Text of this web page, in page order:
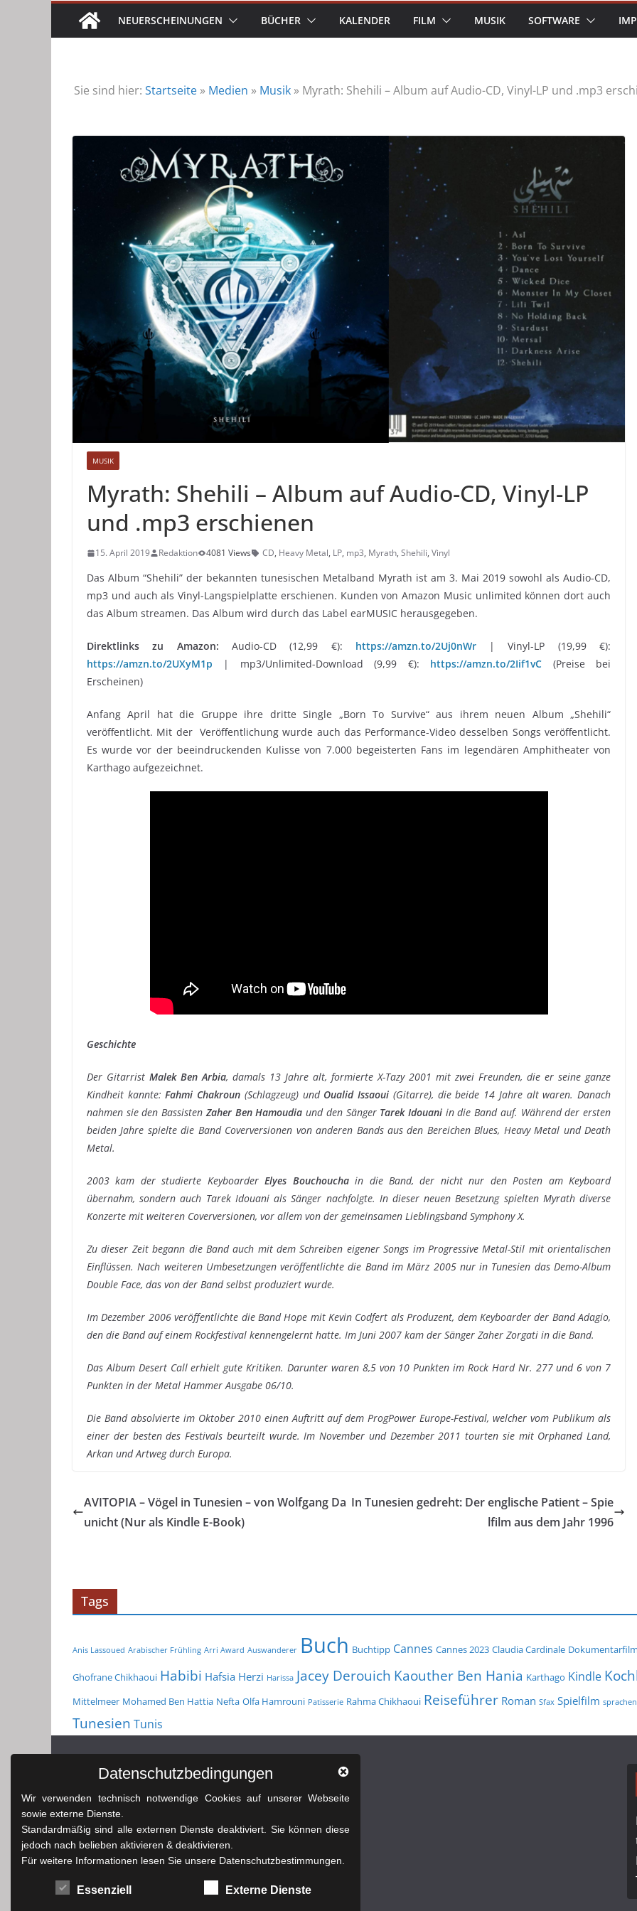
NEUERSCHEINUNGEN BÜCHER KALENDER FILM MUSIK SOFTWARE
Sie sind hier: Startseite » Medien » Musik » Myrath: Shehili – Album auf Audio-CD, Vinyl-LP und .mp3
MUSIK
Myrath: Shehili – Album auf Audio-CD, Vinyl-LP
und .mp3 erschienen
15. April 2019 Redaktion 4081 Views CD, Heavy Metal, LP, mp3, Myrath, Shehili, Vinyl
Das Album “Shehili” der bekannten tunesischen Metalband Myrath ist am 3. Mai 2019 sowohl als Audio-CD,
mp3 und auch als Vinyl-Langspielplatte erschienen. Kunden von Amazon Music unlimited können dort auch
das Album streamen. Das Album wird durch das Label earMUSIC herausgegeben.
Direktlinks zu Amazon: Audio-CD (12,99 €): https://amzn.to/2Uj0nWr| Vinyl-LP (19,99 €):
https://amzn.to/2UXyM1p | mp3/Unlimited-Download (9,99 €): https://amzn.to/2Iif1vC (Preise bei
Erscheinen)
Anfang April hat die Gruppe ihre dritte Single „Born To Survive“ aus ihrem neuen Album „Shehili“
veröffentlicht. Mit der Veröffentlichung wurde auch das Performance-Video desselben Songs veröffentlicht.
Es wurde vor der beeindruckenden Kulisse von 7.000 begeisterten Fans im legendären Amphitheater von
Karthago aufgezeichnet.
Geschichte
Der Gitarrist Malek Ben Arbia, damals 13 Jahre alt, formierte X-Tazy 2001 mit zwei Freunden, die er seine ganze
Kindheit kannte:Fahmi Chakroun (Schlagzeug) und Oualid Issaoui (Gitarre), die beide 14 Jahre alt waren. Danach
nahmen sie den BassistenZaher Ben Hamoudia und den Sänger Tarek Idouaniin die Band auf. Während der ersten
beiden Jahre spielte die Band Coverversionen von anderen Bands aus den Bereichen Blues, Heavy Metal und Death
Metal.
2003 kam der studierte KeyboarderElyes Bouchouchain die Band, der nicht nur den Posten am Keyboard
übernahm, sondern auch Tarek Idouani als Sänger nachfolgte. In dieser neuen Besetzung spielten Myrath diverse
Konzerte mit weiteren Coverversionen, vor allem von der gemeinsamen Lieblingsband Symphony X.
Zu dieser Zeit begann die Band auch mit dem Schreiben eigener Songs im Progressive Metal-Stil mit orientalischen
Einflüssen. Nach weiteren Umbesetzungen veröffentlichte die Band im März 2005 nur in Tunesien das Demo-Album
Double Face, das von der Band selbst produziert wurde.
Im Dezember 2006 veröffentlichte die Band Hope mit Kevin Codfert als Produzent, dem Keyboarder der Band Adagio,
den die Band auf einem Rockfestival kennengelernt hatte. Im Juni 2007 kam der Sänger Zaher Zorgati in die Band.
Das Album Desert Call erhielt gute Kritiken. Darunter waren 8,5 von 10 Punkten im Rock Hard Nr. 277 und 6 von 7
Punkten in der Metal Hammer Ausgabe 06/10.
Die Band absolvierte im Oktober 2010 einen Auftritt auf dem ProgPower Europe-Festival, welcher vom Publikum als
einer der besten des Festivals beurteilt wurde. Im November und Dezember 2011 tourten sie mit Orphaned Land,
Arkan und Artweg durch Europa.
AVITOPIA – Vögel in Tunesien – von Wolfgang Da
unicht (Nur als Kindle E-Book)
In Tunesien gedreht: Der englische Patient – Spie
lfilm aus dem Jahr 1996
Tags
Anis Lassoued Arabischer Frühling Arri Award Auswanderer Buch Buchtipp Cannes Cannes 2023 Claudia Cardinale Dokumentarfilm
Ghofrane Chikhaoui Habibi Hafsia Herzi Harissa Jacey Derouich Kaouther Ben Hania Karthago Kindle
Mittelmeer Mohamed Ben Hattia Nefta Olfa Hamrouni Patisserie Rahma Chikhaoui Reiseführer Roman Sfax Spielfilm
Tunesien Tunis
Datenschutzbedingungen
Wir verwenden technisch notwendige Cookies auf unserer Webseite
sowie externe Dienste.
Standardmäßig sind alle externen Dienste deaktiviert. Sie können diese
jedoch nach belieben aktivieren & deaktivieren.
Für weitere Informationen lesen Sie unsere Datenschutzbestimmungen.
Essenziell Externe Dienste